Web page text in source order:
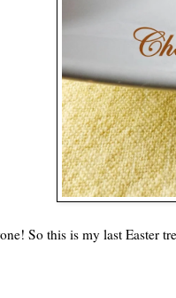
So this is my last Easter